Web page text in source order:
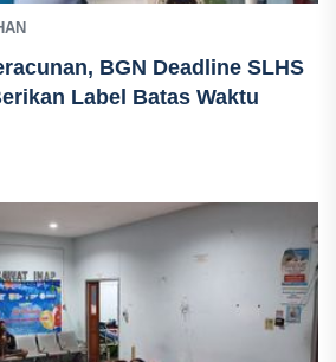
BGN Deadline SLHS
Label Batas Waktu